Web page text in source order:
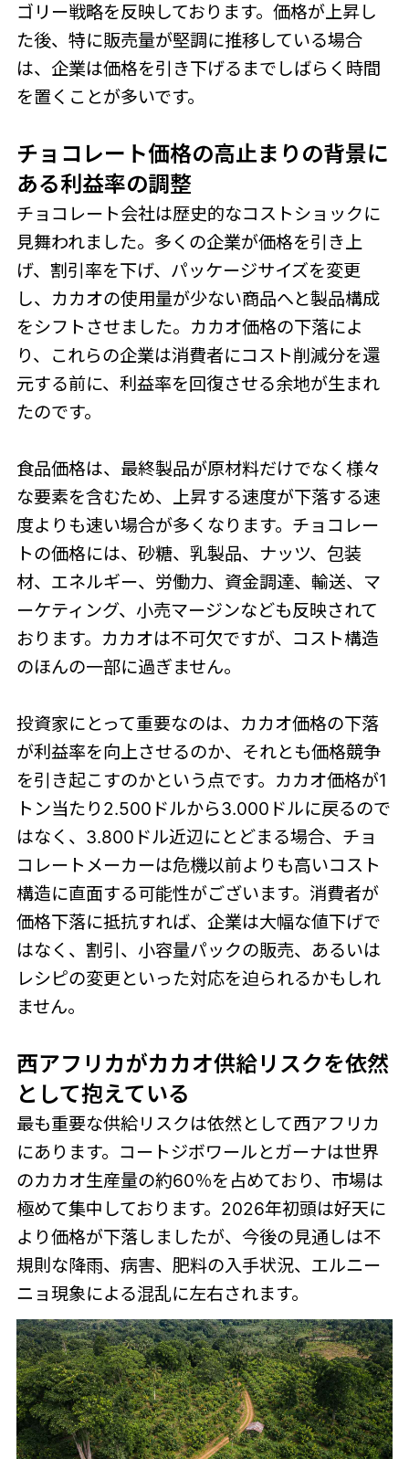
ゴリー戦略を反映しております。価格が上昇し
た後、特に販売量が堅調に推移している場合
は、企業は価格を引き下げるまでしばらく時間
を置くことが多いです。
チョコレート価格の高止まりの背景に
ある利益率の調整
チョコレート会社は歴史的なコストショックに
見舞われました。多くの企業が価格を引き上
げ、割引率を下げ、パッケージサイズを変更
し、カカオの使用量が少ない商品へと製品構成
をシフトさせました。カカオ価格の下落によ
り、これらの企業は消費者にコスト削減分を還
元する前に、利益率を回復させる余地が生まれ
たのです。
食品価格は、最終製品が原材料だけでなく様々
な要素を含むため、上昇する速度が下落する速
度よりも速い場合が多くなります。チョコレー
トの価格には、砂糖、乳製品、ナッツ、包装
材、エネルギー、労働力、資金調達、輸送、マ
ーケティング、小売マージンなども反映されて
おります。カカオは不可欠ですが、コスト構造
のほんの一部に過ぎません。
投資家にとって重要なのは、カカオ価格の下落
が利益率を向上させるのか、それとも価格競争
を引き起こすのかという点です。カカオ価格が1
トン当たり2.500ドルから3.000ドルに戻るので
はなく、3.800ドル近辺にとどまる場合、チョ
コレートメーカーは危機以前よりも高いコスト
構造に直面する可能性がございます。消費者が
価格下落に抵抗すれば、企業は大幅な値下げで
はなく、割引、小容量パックの販売、あるいは
レシピの変更といった対応を迫られるかもしれ
ません。
西アフリカがカカオ供給リスクを依然
として抱えている
最も重要な供給リスクは依然として西アフリカ
にあります。コートジボワールとガーナは世界
のカカオ生産量の約60％を占めており、市場は
極めて集中しております。2026年初頭は好天に
より価格が下落しましたが、今後の見通しは不
規則な降雨、病害、肥料の入手状況、エルニー
ニョ現象による混乱に左右されます。